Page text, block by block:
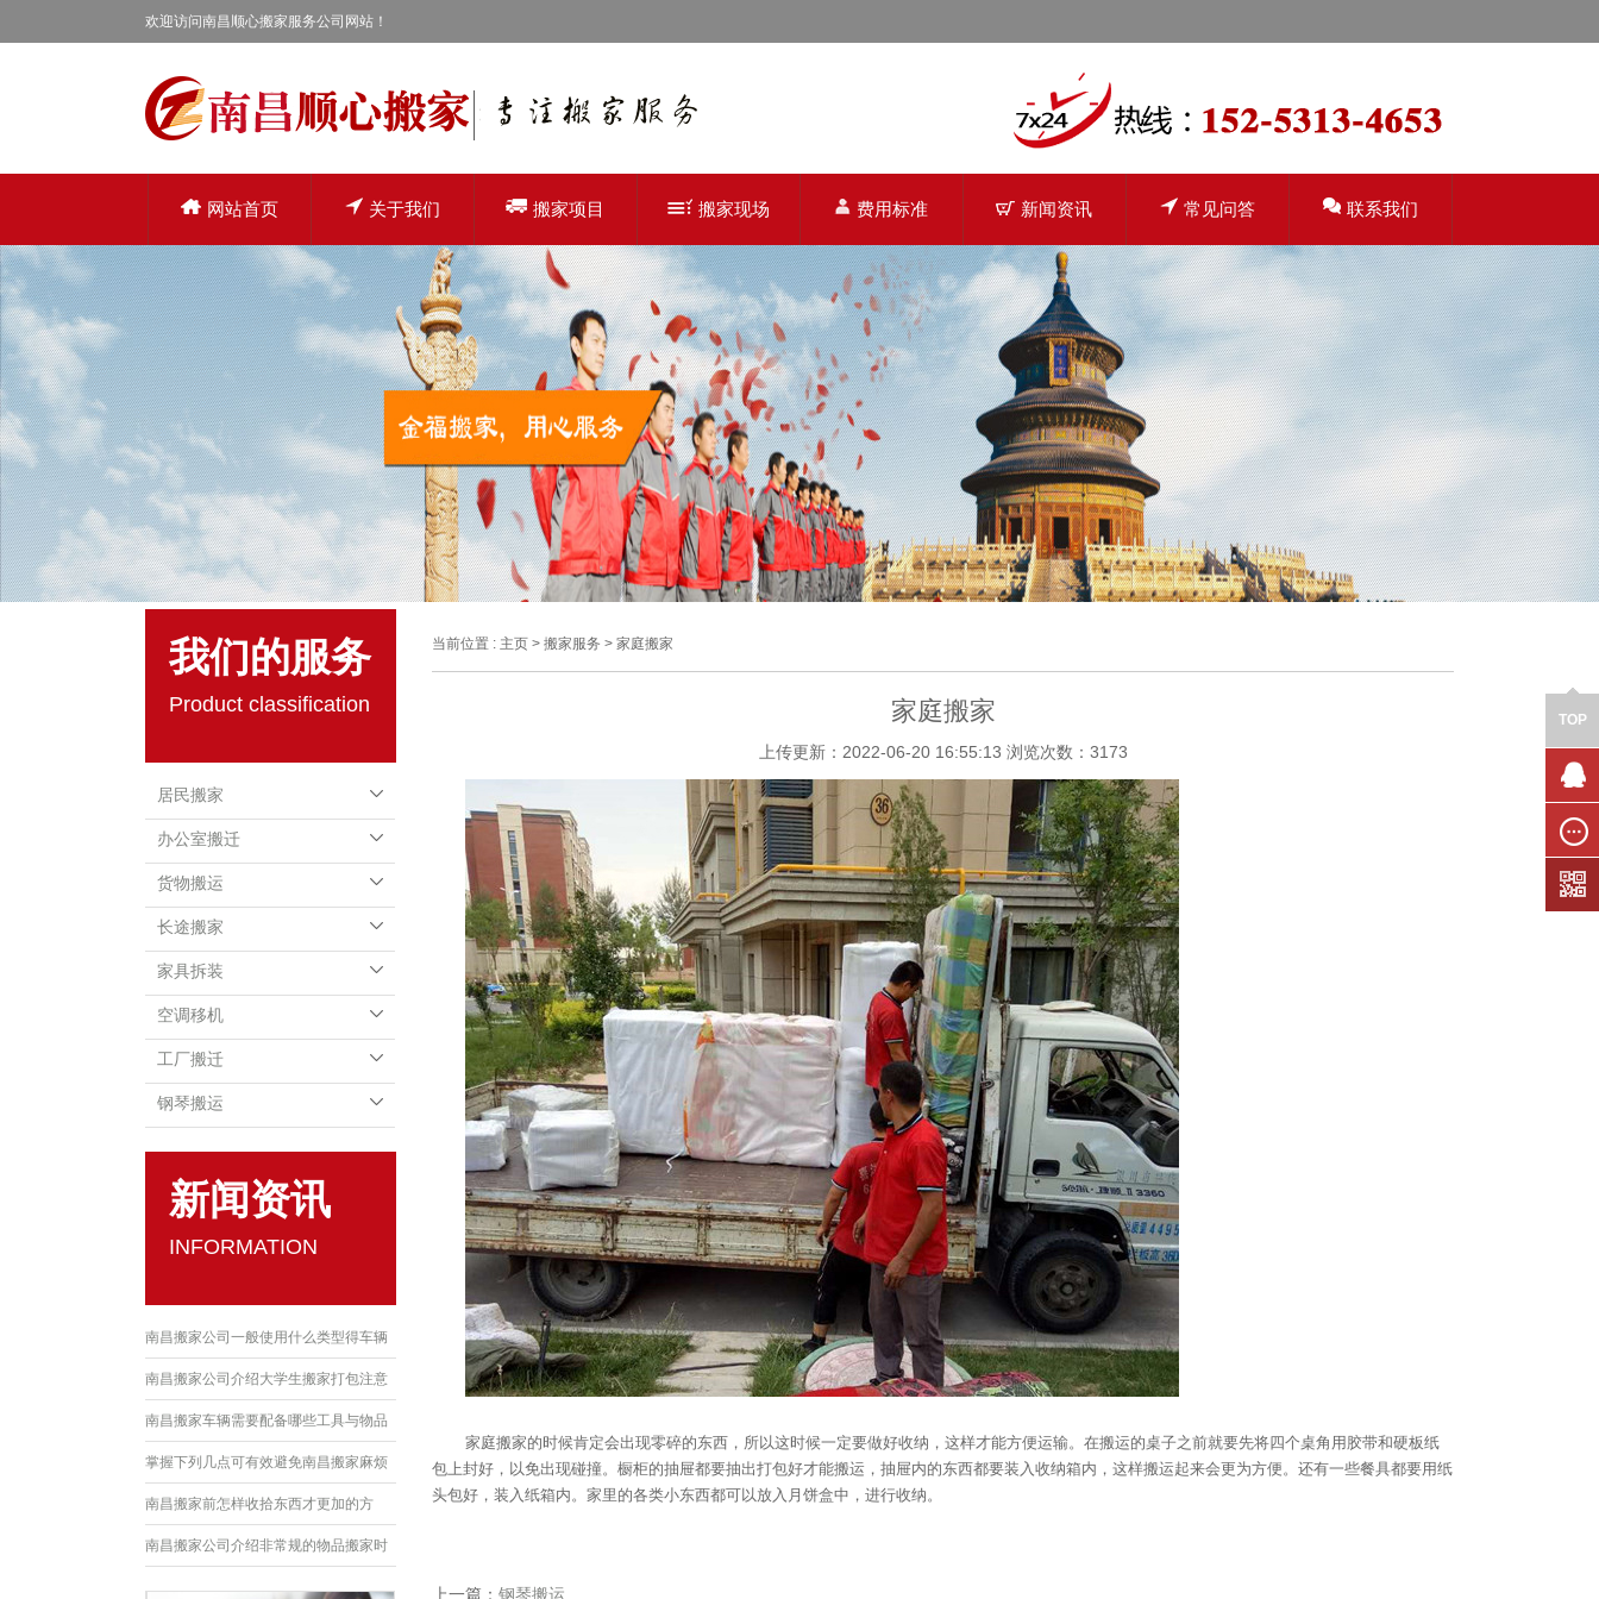
欢迎访问南昌顺心搬家服务公司网站！
网站首页 关于我们 搬家项目 搬家现场 费用标准 新闻资讯 常见问答 联系我们
我们的服务
Product classification
居民搬家
办公室搬迁
货物搬运
长途搬家
家具拆装
空调移机
工厂搬迁
钢琴搬运
新闻资讯
INFORMATION
南昌搬家公司一般使用什么类型得车辆
南昌搬家公司介绍大学生搬家打包注意
事项
南昌搬家车辆需要配备哪些工具与物品
呢？
掌握下列几点可有效避免南昌搬家麻烦
南昌搬家前怎样收拾东西才更加的方
便？
南昌搬家公司介绍非常规的物品搬家时
当前位置 : 主页 > 搬家服务 > 家庭搬家
家庭搬家
上传更新：2022-06-20 16:55:13 浏览次数：3173
家庭搬家的时候肯定会出现零碎的东西，所以这时候一定要做好收纳，这样才能方便运输。在搬运的桌子之前就要先将四个桌角用胶带和硬板纸
包上封好，以免出现碰撞。橱柜的抽屉都要抽出打包好才能搬运，抽屉内的东西都要装入收纳箱内，这样搬运起来会更为方便。还有一些餐具都要用纸
头包好，装入纸箱内。家里的各类小东西都可以放入月饼盒中，进行收纳。
上一篇： 钢琴搬运
TOP
联系我
在线留